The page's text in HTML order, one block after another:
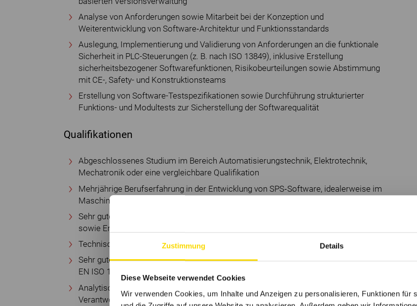
Zustimmung Details
Diese Webseite verwendet Cookies
Wir verwenden Cookies, um Inhalte und Anzeigen zu personalisieren, Funktionen für
Analyse von Anforderungen sowie Mitarbeit bei der Konzeption und
Weiterentwicklung von Software‐Architektur und Funktionsstandards
Auslegung, Implementierung und Validierung von Anforderungen an die funktionale
Sicherheit in PLC-Steuerungen (z. B. nach ISO 13849), inklusive Erstellung
sicherheitsbezogener Softwarefunktionen, Risikobeurteilungen sowie Abstimmung
mit CE-, Safety- und Konstruktionsteams
Erstellung von Software-Testspezifikationen sowie Durchführung strukturierter
Funktions- und Modultests zur Sicherstellung der Softwarequalität
Qualifikationen
Abgeschlossenes Studium im Bereich Automatisierungstechnik, Elektrotechnik,
Mechatronik oder eine vergleichbare Qualifikation
Mehrjährige Berufserfahrung in der Entwicklung von SPS‐Software, idealerweise im
Maschinen‐ oder Anlagenbau
Sehr gute Kenntnisse in der SPS‐Programmierung mit Siemens TIA Portal (SCL)
sowie Erfahrung mit GIT-basierter Versionsverwaltung
Technisches Verständnis für Palettenfördertechnik, Materialfluss‐ und Anlagenlogik
Sehr gute Kenntnis sicherheitstechnisch relevanter Normen und Richtlinien (bspw.
EN ISO 13849) und Grundverständnis IEC 62443
Analytische, strukturierte Arbeitsweise sowie hohes Qualitäts‐ und
Verantwortungsbewusstsein